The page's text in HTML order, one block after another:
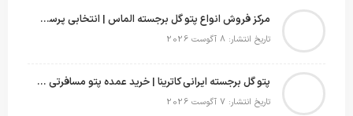
مرکز فروش انواع پتو گل برجسته الماس | انتخابی پرسود برای عمده‌فروشان
تاریخ انتشار: 8 آگوست 2026
پتو گل برجسته ایرانی کاترینا | خرید عمده پتو مسافرتی با قیمت تولیدی
تاریخ انتشار: 7 آگوست 2026